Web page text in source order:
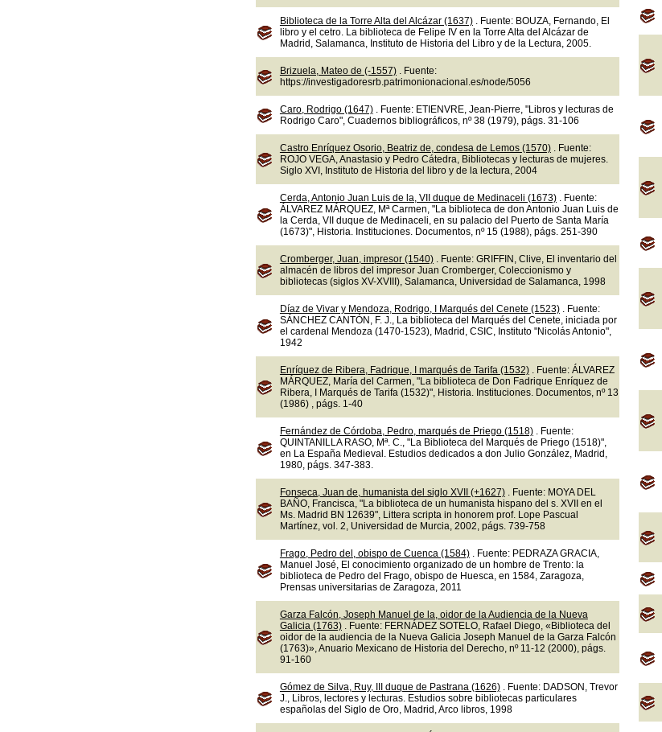
Biblioteca de la Torre Alta del Alcázar (1637). Fuente: BOUZA, Fernando, El
libro y el cetro. La biblioteca de Felipe IV en la Torre Alta del Alcázar de
Madrid, Salamanca, Instituto de Historia del Libro y de la Lectura, 2005.
Brizuela, Mateo de (-1557). Fuente:
https://investigadoresrb.patrimonionacional.es/node/5056
Caro, Rodrigo (1647). Fuente: ETIENVRE, Jean-Pierre, "Libros y lecturas de
Rodrigo Caro", Cuadernos bibliográficos, nº 38 (1979), págs. 31-106
Castro Enríquez Osorio, Beatriz de, condesa de Lemos (1570). Fuente:
ROJO VEGA, Anastasio y Pedro Cátedra, Bibliotecas y lecturas de mujeres.
Siglo XVI, Instituto de Historia del libro y de la lectura, 2004
Cerda, Antonio Juan Luis de la, VII duque de Medinaceli (1673). Fuente:
ÁLVAREZ MÁRQUEZ, Mª Carmen, "La biblioteca de don Antonio Juan Luis de
la Cerda, VII duque de Medinaceli, en su palacio del Puerto de Santa María
(1673)", Historia. Instituciones. Documentos, nº 15 (1988), págs. 251-390
Cromberger, Juan, impresor (1540). Fuente: GRIFFIN, Clive, El inventario del
almacén de libros del impresor Juan Cromberger, Coleccionismo y
bibliotecas (siglos XV-XVIII), Salamanca, Universidad de Salamanca, 1998
Díaz de Vivar y Mendoza, Rodrigo, I Marqués del Cenete (1523). Fuente:
SÁNCHEZ CANTÓN, F. J., La biblioteca del Marqués del Cenete, iniciada por
el cardenal Mendoza (1470-1523), Madrid, CSIC, Instituto "Nicolás Antonio",
1942
Enríquez de Ribera, Fadrique, I marqués de Tarifa (1532). Fuente: ÁLVAREZ
MÁRQUEZ, María del Carmen, "La biblioteca de Don Fadrique Enríquez de
Ribera, I Marqués de Tarifa (1532)", Historia. Instituciones. Documentos, nº 13
(1986) , págs. 1-40
Fernández de Córdoba, Pedro, marqués de Priego (1518). Fuente:
QUINTANILLA RASO, Mª. C., "La Biblioteca del Marqués de Priego (1518)",
en La España Medieval. Estudios dedicados a don Julio González, Madrid,
1980, págs. 347-383.
Fonseca, Juan de, humanista del siglo XVII (+1627). Fuente: MOYA DEL
BAÑO, Francisca, "La biblioteca de un humanista hispano del s. XVII en el
Ms. Madrid BN 12639", Littera scripta in honorem prof. Lope Pascual
Martínez, vol. 2, Universidad de Murcia, 2002, págs. 739-758
Frago, Pedro del, obispo de Cuenca (1584). Fuente: PEDRAZA GRACIA,
Manuel José, El conocimiento organizado de un hombre de Trento: la
biblioteca de Pedro del Frago, obispo de Huesca, en 1584, Zaragoza,
Prensas universitarias de Zaragoza, 2011
Garza Falcón, Joseph Manuel de la, oidor de la Audiencia de la Nueva
Galicia (1763). Fuente: FERNÁDEZ SOTELO, Rafael Diego, «Biblioteca del
oidor de la audiencia de la Nueva Galicia Joseph Manuel de la Garza Falcón
(1763)», Anuario Mexicano de Historia del Derecho, nº 11-12 (2000), págs.
91-160
Gómez de Silva, Ruy, III duque de Pastrana (1626). Fuente: DADSON, Trevor
J., Libros, lectores y lecturas. Estudios sobre bibliotecas particulares
españolas del Siglo de Oro, Madrid, Arco libros, 1998